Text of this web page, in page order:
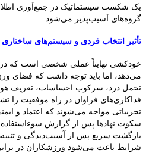
یک شکست سیستماتیک در جمع‌آوری
گروه‌های آسیب‌پذیر می‌شود.
تأثیر انتخاب فردی و سیستم‌های ساختاری
خودکشی نهایتاً عملی شخصی است که در
می‌دهد، اما باید توجه داشت که فضای
تحمل درد، سرکوب احساسات، تعریف
فداکاری‌های فراوان در راه موفقیت را
تجربیاتی مواجه می‌شوند که اعتماد و
سکوت نهادها پس از گزارش
بازگشت سریع پس از آسیب‌دیدگی و
شرایط باعث می‌شود ورزشکاران در